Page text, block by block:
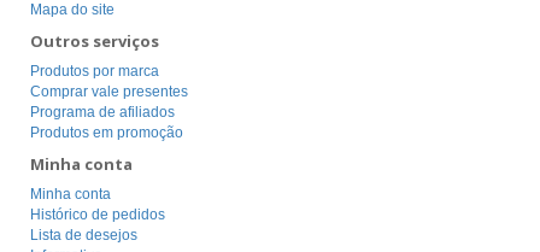
Mapa do site
Outros serviços
Produtos por marca
Comprar vale presentes
Programa de afiliados
Produtos em promoção
Minha conta
Minha conta
Histórico de pedidos
Lista de desejos